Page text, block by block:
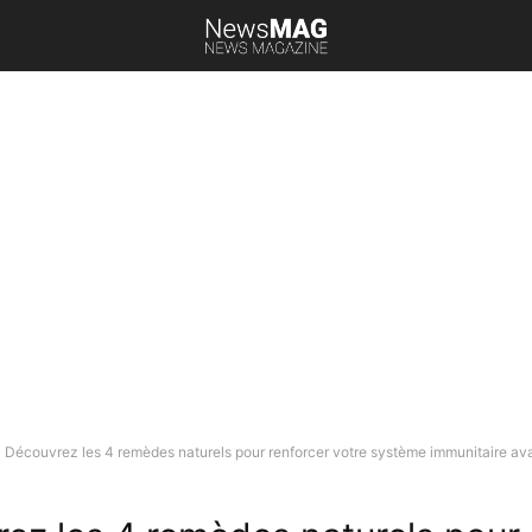
Découvrez les 4 remèdes naturels pour renforcer votre système immunitaire